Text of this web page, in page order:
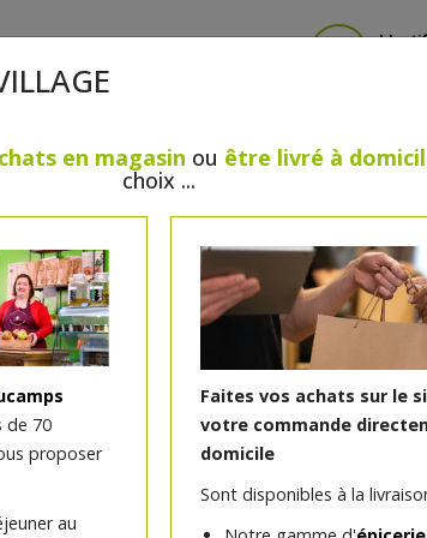
/ PÂTISSERIE SANS GLUTEN, SANS
HUILES ESSENTIELLES MAISON
en magasin ou être livré à
choix ...
de 70
proposer
au
Faites vos achats sur le
votre commande
domicile
Sont disponibles à la
Chipolata (paquet de 4)